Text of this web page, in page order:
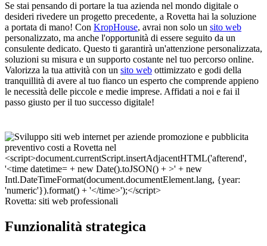
Se stai pensando di portare la tua azienda nel mondo digitale o
desideri rivedere un progetto precedente, a Rovetta hai la soluzione
a portata di mano! Con KropHouse, avrai non solo un sito web
personalizzato, ma anche l'opportunità di essere seguito da un
consulente dedicato. Questo ti garantirà un'attenzione personalizzata,
soluzioni su misura e un supporto costante nel tuo percorso online.
Valorizza la tua attività con un sito web ottimizzato e godi della
tranquillità di avere al tuo fianco un esperto che comprende appieno
le necessità delle piccole e medie imprese. Affidati a noi e fai il
passo giusto per il tuo successo digitale!
Rovetta: siti web professionali
Funzionalità strategica